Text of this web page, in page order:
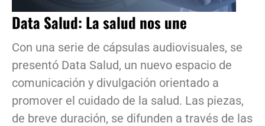
Data Salud: La salud nos une
Con una serie de cápsulas audiovisuales, se
presentó Data Salud, un nuevo espacio de
comunicación y divulgación orientado a
promover el cuidado de la salud. Las piezas,
de breve duración, se difunden a través de las